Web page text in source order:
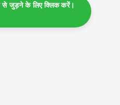
जुड़ने के लिए क्लिक करें।